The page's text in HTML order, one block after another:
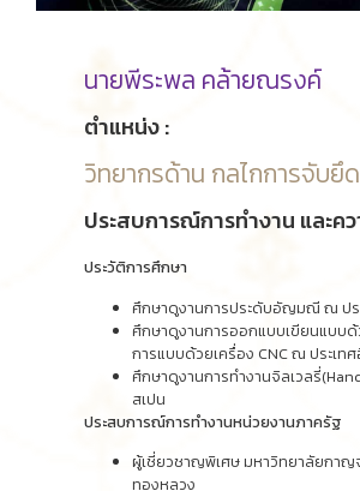
นายพีระพล คล้ายณรงค์
ตำแหน่ง :
วิทยากรด้าน กลไกการจับยึด
ประสบการณ์การทำงาน และค
ประวัติการศึกษา
ศึกษาดูงานการประดับอัญมณี ณ ปร
ศึกษาดูงานการออกแบบเขียนแบบ
การแบบด้วยเครื่อง CNC ณ ประเท
ศึกษาดูงานการทำงานจิลเวลรี่
สเปน
ประสบการณ์การทำงานหน่วยงานภาครัฐ
ผู้เชี่ยวชาญพิเศษ มหาวิทยาลัยกาญ
ทองหลวง